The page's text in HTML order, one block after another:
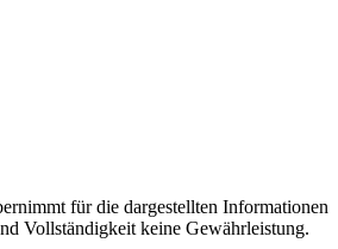
für die dargestellten Informationen
Vollständigkeit keine Gewährleistung.